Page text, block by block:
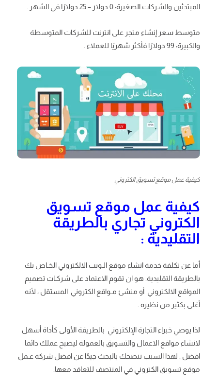
المبتدئين والشركات الصغيرة: 0 دولار – 25 دولارًا في الشهر .
متوسط ​​سعر إنشاء متجر على انترنت للشركات المتوسطة
والكبيرة: 99 دولارًا فأكثر شهريًا للعملاء .
كيفية عمل موقع تسويق الكتروني
كيفية عمل موقع تسويق
الكتروني تجاري بالطريقة
التقليدية :
أما عن تكلفة خدمة انشاء موقع الـويب الالكتروني الخـاص بك
بالطريقة التقليدية. هو ان تقوم الاعتماد على شركـات تصميم
المواقع الالكتروني أو منشئ مـواقع الكتروني المستقل ، لأنه
أغلى بكثير من نظيره .
لذا يوصي خبراء التجارة الإلكتروني بالطريقة الأولى كأداة أسهل
لانشاء مواقع الاعمال والتسويق بالعمولة ليصبح عملك دائما
افضل . لهذا السبب ننصحك بالبحث جيدًا عن افضل شركة عـمل
موقع تسويق الكتروني في المنتصف للتعاقد معها.